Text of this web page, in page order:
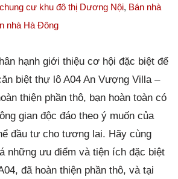
cư khu đô thị Dương Nội, Bán nhà
nhà Hà Đông
hạnh giới thiệu cơ hội đặc biệt để
biệt thự lô A04 An Vượng Villa –
thiện phần thô, bạn hoàn toàn có
gian độc đáo theo ý muốn của
đầu tư cho tương lai. Hãy cùng
những ưu điểm và tiện ích đặc biệt
đã hoàn thiện phần thô, và tại